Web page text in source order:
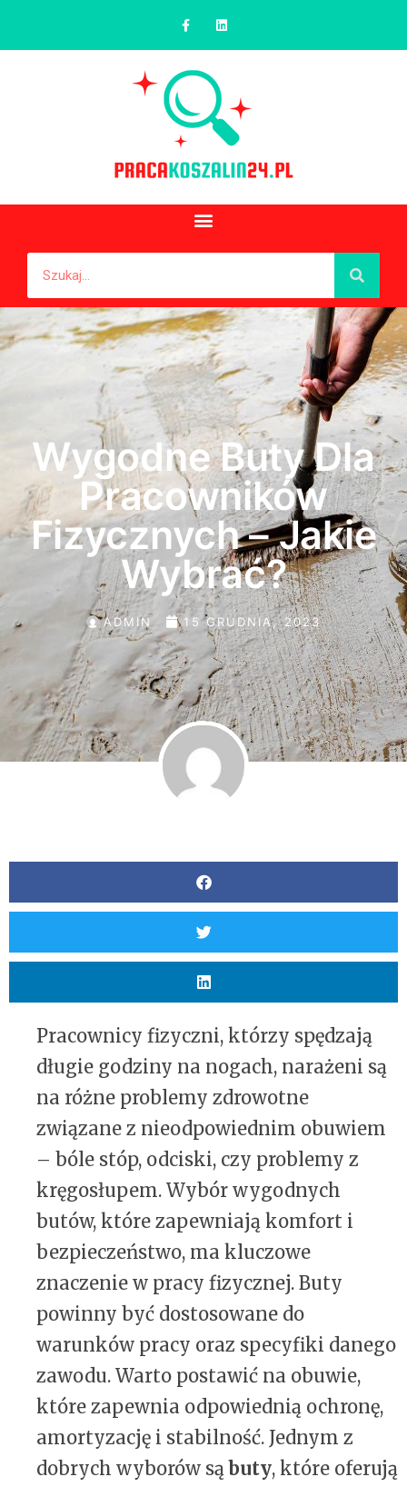
Wygodne Buty Dla
Pracowników
Fizycznych – Jakie
Wybrać?
ADMIN 15 GRUDNIA, 2023
Pracownicy fizyczni, którzy spędzają
długie godziny na nogach, narażeni są
na różne problemy zdrowotne
związane z nieodpowiednim obuwiem
– bóle stóp, odciski, czy problemy z
kręgosłupem. Wybór wygodnych
butów, które zapewniają komfort i
bezpieczeństwo, ma kluczowe
znaczenie w pracy fizycznej. Buty
powinny być dostosowane do
warunków pracy oraz specyfiki danego
zawodu. Warto postawić na obuwie,
które zapewnia odpowiednią ochronę,
amortyzację i stabilność. Jednym z
dobrych wyborów sąbuty, które oferują